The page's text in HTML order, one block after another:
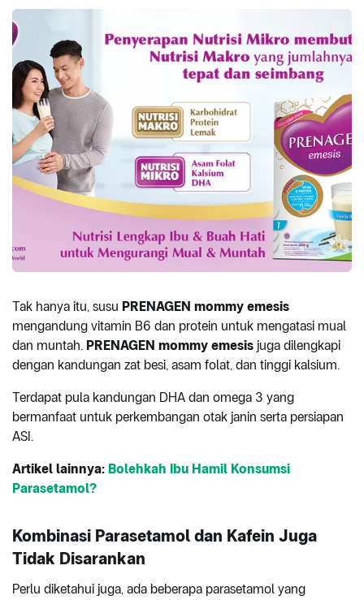
Tak hanya itu, susu PRENAGEN mommy emesis
mengandung vitamin B6 dan protein untuk mengatasi mual
dan muntah. PRENAGEN mommy emesis juga dilengkapi
dengan kandungan zat besi, asam folat, dan tinggi kalsium.
Terdapat pula kandungan DHA dan omega 3 yang
bermanfaat untuk perkembangan otak janin serta persiapan
ASI.
Artikel lainnya: Bolehkah Ibu Hamil Konsumsi
Parasetamol?
Kombinasi Parasetamol dan Kafein Juga
Tidak Disarankan
Perlu diketahui juga, ada beberapa parasetamol yang